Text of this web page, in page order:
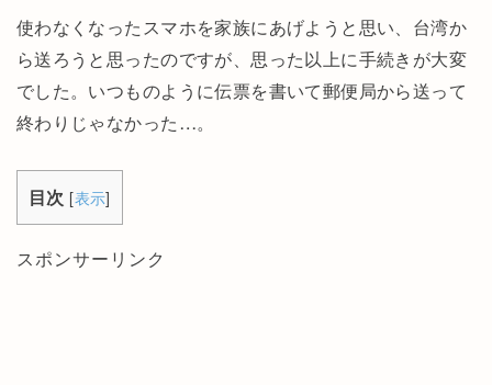
使わなくなったスマホを家族にあげようと思い、台湾か
ら送ろうと思ったのですが、思った以上に手続きが大変
でした。いつものように伝票を書いて郵便局から送って
終わりじゃなかった…。
目次 [表示]
スポンサーリンク